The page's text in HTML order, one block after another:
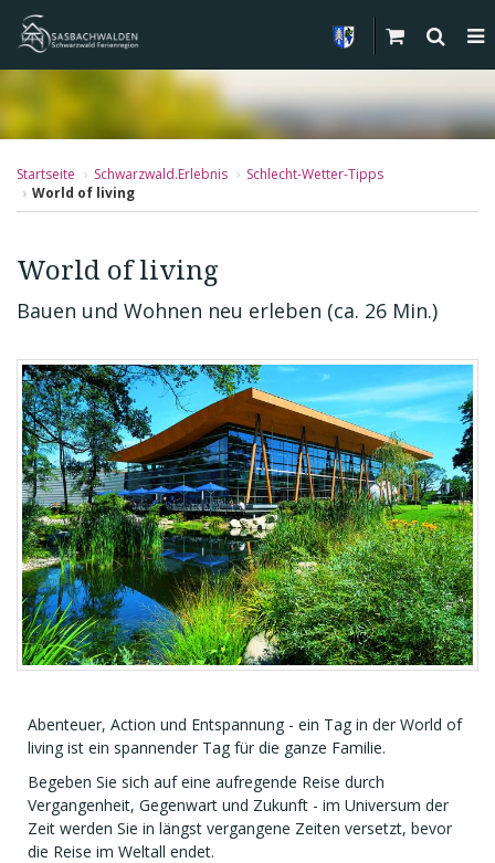
Startseite Schwarzwald.Erlebnis
Schlecht-Wetter-Tipps
World of living
World of living
Bauen und Wohnen neu erleben (ca. 26 Min.)
Abenteuer, Action und Entspannung - ein Tag in der World of
living ist ein spannender Tag für die ganze Familie.
Begeben Sie sich auf eine aufregende Reise durch
Vergangenheit, Gegenwart und Zukunft - im Universum der
Zeit werden Sie in längst vergangene Zeiten versetzt, bevor
die Reise im Weltall endet.